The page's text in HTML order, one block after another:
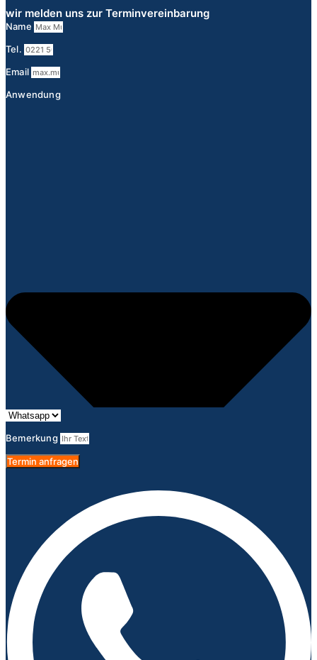
wir melden uns zur Terminvereinbarung
Name
Tel.
Email
Anwendung
Bemerkung
Termin anfragen